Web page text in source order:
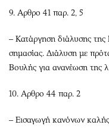
9. Αρθρο 41 παρ. 2, 5
– Κατάργηση διάλυσης της
σημασίας. Διάλυση με
Βουλής για ανανέωση της
10. Αρθρο 44 παρ. 2
– Εισαγωγή κανόνων